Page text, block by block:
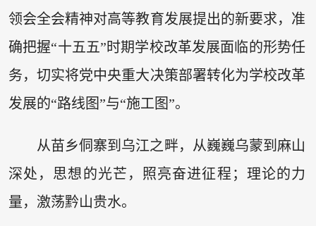
领会全会精神对高等教育发展提出的新要求，准
确把握“十五五”时期学校改革发展面临的形势任
务，切实将党中央重大决策部署转化为学校改革
发展的“路线图”与“施工图”。
从苗乡侗寨到乌江之畔，从巍巍乌蒙到麻山
深处，思想的光芒，照亮奋进征程；理论的力
量，激荡黔山贵水。